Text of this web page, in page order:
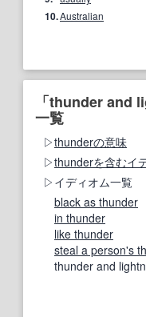
10.Australian
「thunder and
一覧
thunderの意味
thunderを含むイ
イディオム一覧
black as thunder
in thunder
like thunder
steal a person's
thunder and